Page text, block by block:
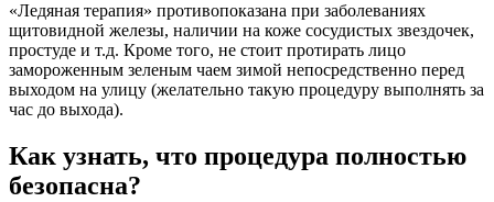
«Ледяная терапия» противопоказана при заболеваниях
щитовидной железы, наличии на коже сосудистых звездочек,
простуде и т.д. Кроме того, не стоит протирать лицо
замороженным зеленым чаем зимой непосредственно перед
выходом на улицу (желательно такую процедуру выполнять за
час до выхода).
Как узнать, что процедура полностью
безопасна?